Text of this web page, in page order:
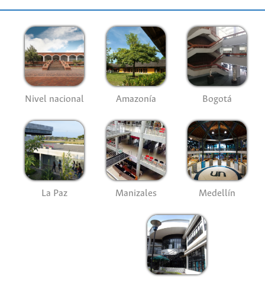
Nivel nacional Amazonía Bogotá
La Paz Manizales Medellín